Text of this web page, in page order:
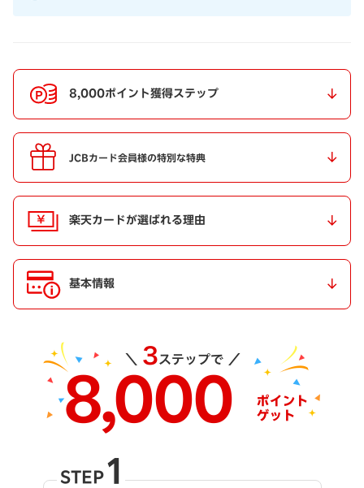
8,000ポイント獲得ステップ
JCBカード会員様の特別な特典
楽天カードが選ばれる理由
基本情報
STEP 1